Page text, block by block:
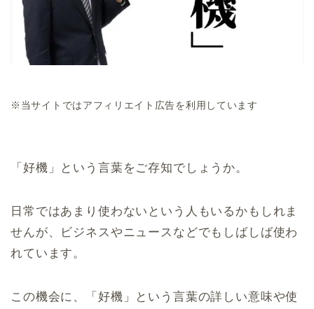
※当サイトではアフィリエイト広告を利用しています
「好機」という言葉をご存知でしょうか。
日常ではあまり使わないという人もいるかもしれま
せんが、ビジネスやニュースなどでもしばしば使わ
れています。
この機会に、「好機」という言葉の詳しい意味や使